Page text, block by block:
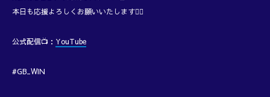
本日も応援よろしくお願いいたします🙇‍♂️
公式配信📺： YouTube
#GB_WIN